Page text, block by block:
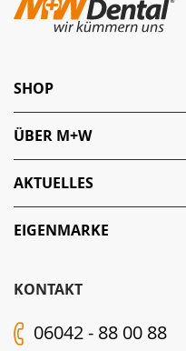
KONTAKT
06042 - 88 00 88
SHOP
ÜBER M+W
AKTUELLES
EIGENMARKE